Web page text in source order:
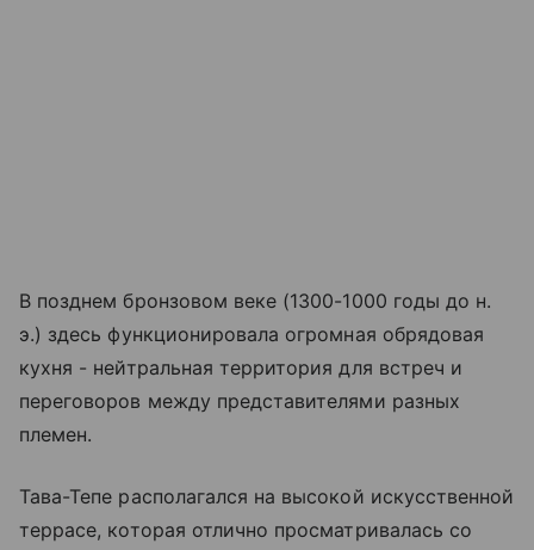
В позднем бронзовом веке (1300-1000 годы до н.
э.) здесь функционировала огромная обрядовая
кухня - нейтральная территория для встреч и
переговоров между представителями разных
племен.
Тава-Тепе располагался на высокой искусственной
террасе, которая отлично просматривалась со